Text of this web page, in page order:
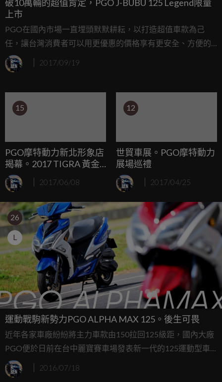
破10萬輛的超值肯定，PGO J-BUBU 125 Legend限量
上市
PGO在國內市場一直埋頭默默耕耘，以打造超值車款為己
任，讓台灣消費者可以用更優惠的價格享有更安全、方便的
好車，經過多年的努力後也漸漸被國人重視，五年多來J-
BUBU也終於突破了10萬輛的水準，推出了J-BUBU 125
2017/09/19
15
PGO摩特動力新北形象店
揭幕。2017 TIGRA 黃金
虎閃亮登場
2017/06/08
12
世貿車展。PGO摩特動力
展場巡禮
2017/04/25
26
L
運動戰駒新勢力PGO ALPHA MAX 125。後生可畏
近年各家車廠紛紛將主力車款由150拉回125級距，國內大廠
PGO便於日前在台中麗寶賽車場發表新一代的125運動型車
款PGO ALPHA MAX 125，秉持PGO一貫追求極致的風格，
ALPHA MAX配備同級最大動力....
2016/07/18